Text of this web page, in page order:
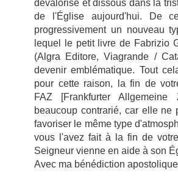
dévalorisé et dissous dans la
de l'Église aujourd'hui. De
progressivement un nouveau
lequel le petit livre de Fabrizio
(Algra Editore, Viagrande /
devenir emblématique. Tout
pour cette raison, la fin de
FAZ [Frankfurter
beaucoup contrarié, car elle ne
favoriser le même type
vous l'avez fait à la fin de
Seigneur vienne en aide à son
Avec ma bénédiction